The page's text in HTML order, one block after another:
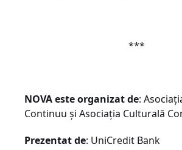
***
NOVA este organizatde:
Continuu și Asociația Culturală
Prezentat de: UniCredit Bank